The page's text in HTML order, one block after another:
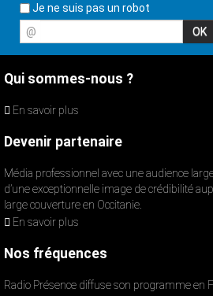
Je ne suis pas un robot
@
Qui sommes-nous ?
En savoir plus
Devenir partenaire
Média professionnel avec une audience
d’une exceptionnelle image de crédibilité
large couverture en Occitanie.
En savoir plus
Nos fréquences
Radio Présence diffuse son programme en